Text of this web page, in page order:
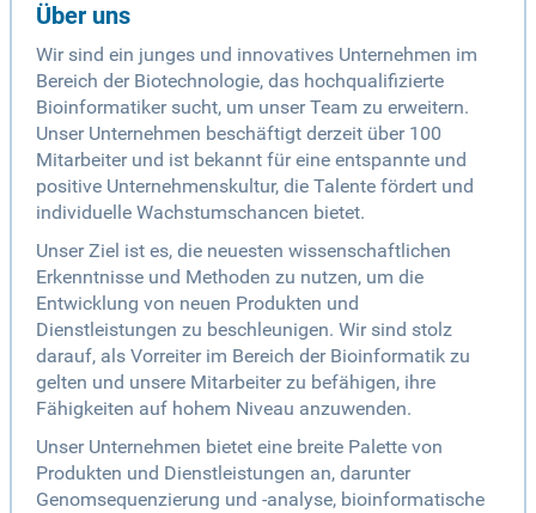
Über uns
Wir sind ein junges und innovatives Unternehmen im
Bereich der Biotechnologie, das hochqualifizierte
Bioinformatiker sucht, um unser Team zu erweitern.
Unser Unternehmen beschäftigt derzeit über 100
Mitarbeiter und ist bekannt für eine entspannte und
positive Unternehmenskultur, die Talente fördert und
individuelle Wachstumschancen bietet.
Unser Ziel ist es, die neuesten wissenschaftlichen
Erkenntnisse und Methoden zu nutzen, um die
Entwicklung von neuen Produkten und
Dienstleistungen zu beschleunigen. Wir sind stolz
darauf, als Vorreiter im Bereich der Bioinformatik zu
gelten und unsere Mitarbeiter zu befähigen, ihre
Fähigkeiten auf hohem Niveau anzuwenden.
Unser Unternehmen bietet eine breite Palette von
Produkten und Dienstleistungen an, darunter
Genomsequenzierung und -analyse, bioinformatische